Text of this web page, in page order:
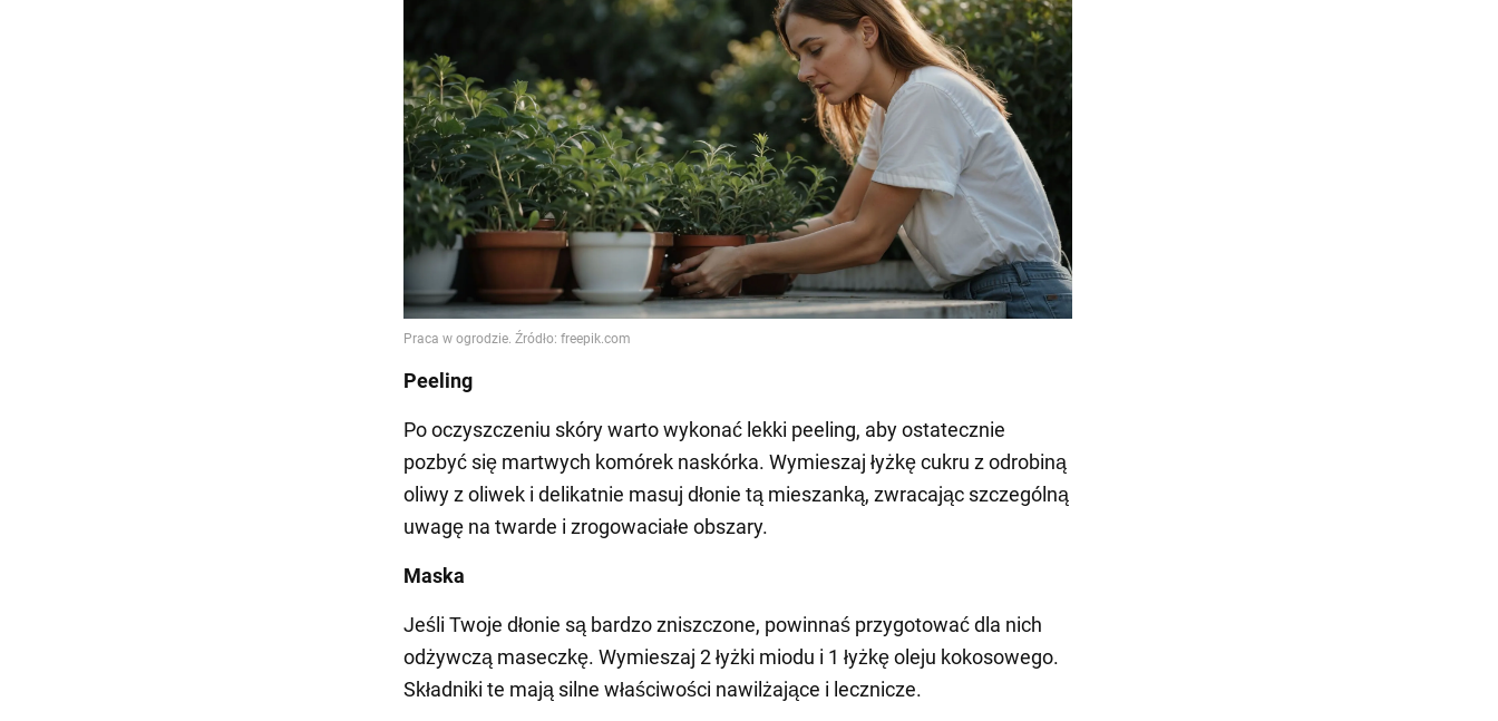
Peeling
Po oczyszczeniu skóry warto wykonać lekki peeling, aby ostatecznie
pozbyć się martwych komórek naskórka. Wymieszaj łyżkę cukru z odrobiną
oliwy z oliwek i delikatnie masuj dłonie tą mieszanką, zwracając szczególną
uwagę na twarde i zrogowaciałe obszary.
Maska
Jeśli Twoje dłonie są bardzo zniszczone, powinnaś przygotować dla nich
odżywczą maseczkę. Wymieszaj 2 łyżki miodu i 1 łyżkę oleju kokosowego.
Składniki te mają silne właściwości nawilżające i lecznicze.